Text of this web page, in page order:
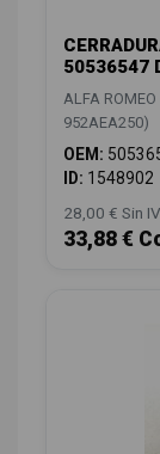
50536547
ALFA
952AEA250)
OEM:
ID: 1548902
28,00 € Sin
33,88 €